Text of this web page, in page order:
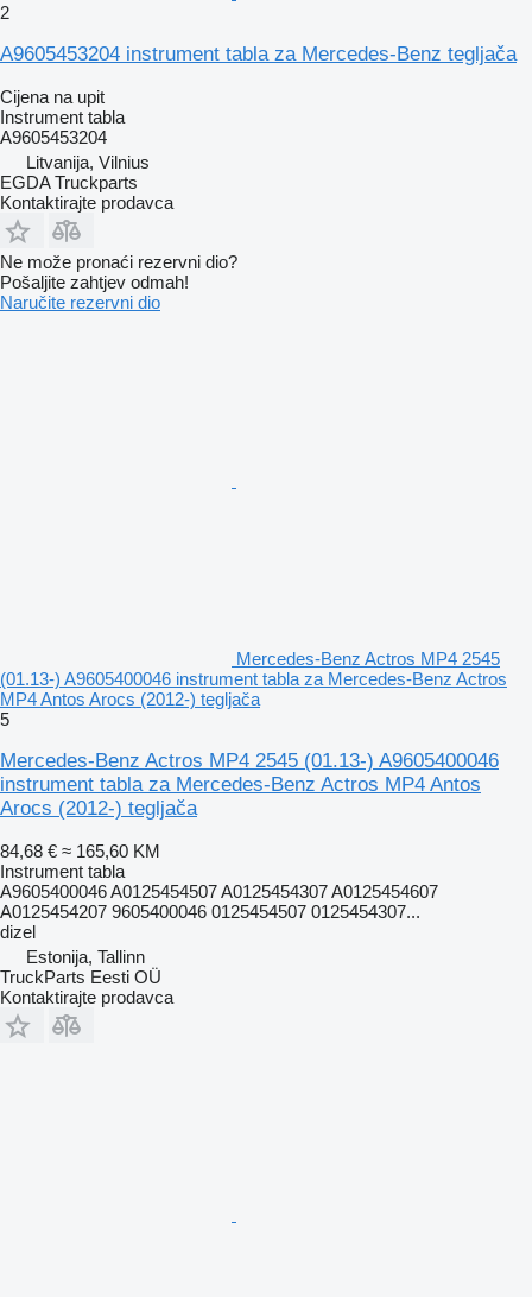
2
A9605453204 instrument tabla za Mercedes-Benz tegljača
Cijena na upit
Instrument tabla
A9605453204
Litvanija, Vilnius
EGDA Truckparts
Kontaktirajte prodavca
Ne može pronaći rezervni dio?
Pošaljite zahtjev odmah!
Naručite rezervni dio
Mercedes-Benz Actros MP4 2545
(01.13-) A9605400046 instrument tabla za Mercedes-Benz Actros
MP4 Antos Arocs (2012-) tegljača
5
Mercedes-Benz Actros MP4 2545 (01.13-) A9605400046
instrument tabla za Mercedes-Benz Actros MP4 Antos
Arocs (2012-) tegljača
84,68 € ≈ 165,60 KM
Instrument tabla
A9605400046 A0125454507 A0125454307 A0125454607
A0125454207 9605400046 0125454507 0125454307...
dizel
Estonija, Tallinn
TruckParts Eesti OÜ
Kontaktirajte prodavca